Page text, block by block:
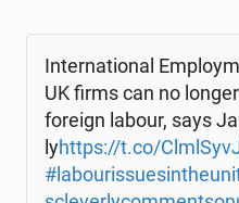
In­ter­na­tio­nal
UK firms can no
foreign labour, says
lyhttps://t.co/